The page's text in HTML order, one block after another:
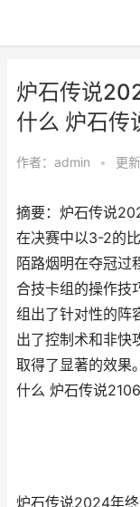
炉石传说
什么 炉石
作者： admin • 更
摘要：‌炉石传说
在决赛中以3-2的
陌路烟明在夺冠过
合技卡组的操作技
组出了针对性的阵
出了控制术和非快
取得了显著的效果‌
什么 炉石传说
炉石传说2024年